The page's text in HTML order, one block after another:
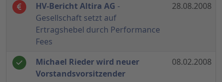
HV-Bericht Altira AG -
Gesellschaft setzt auf
Ertragshebel durch Performance
Fees
28.08.2008
Michael Rieder wird neuer
Vorstandsvorsitzender
08.02.2008